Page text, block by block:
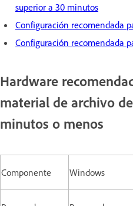
superior a 30 minutos
Configuración recomendada
Configuración recomendada
Hardware
material de archivo
minutos o menos
Componente Windows